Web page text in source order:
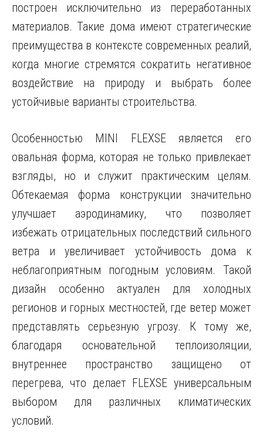
построен исключительно из переработанных
материалов. Такие дома имеют стратегические
преимущества в контексте современных реалий,
когда многие стремятся сократить негативное
воздействие на природу и выбрать более
устойчивые варианты строительства.
Особенностью MINI FLEXSE является его
овальная форма, которая не только привлекает
взгляды, но и служит практическим целям.
Обтекаемая форма конструкции значительно
улучшает аэродинамику, что позволяет
избежать отрицательных последствий сильного
ветра и увеличивает устойчивость дома к
неблагоприятным погодным условиям. Такой
дизайн особенно актуален для холодных
регионов и горных местностей, где ветер может
представлять серьезную угрозу. К тому же,
благодаря основательной теплоизоляции,
внутреннее пространство защищено от
перегрева, что делает FLEXSE универсальным
выбором для различных климатических
условий.